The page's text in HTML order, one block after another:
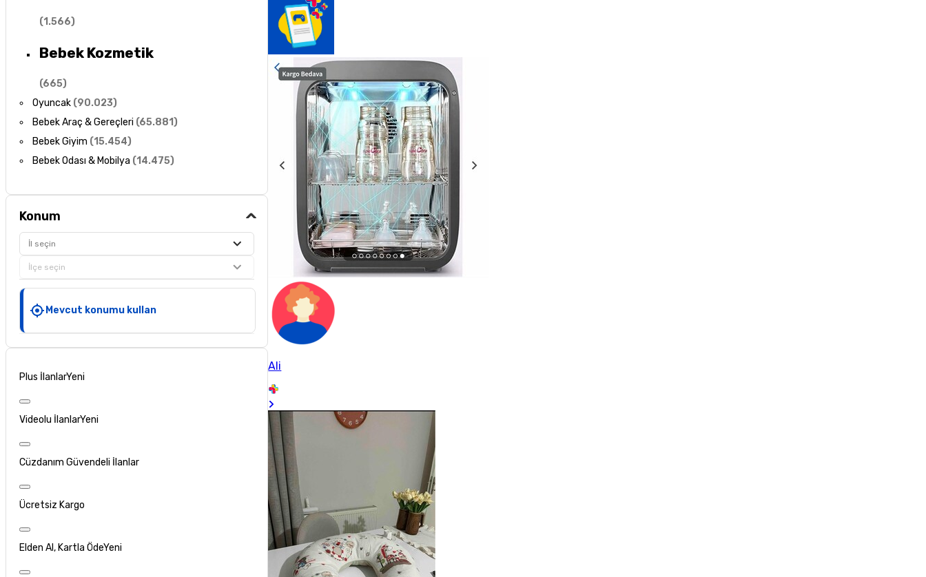
(1.566)
Bebek Kozmetik
(665)
Oyuncak (90.023)
Bebek Araç & Gereçleri (65.881)
Bebek Giyim (15.454)
Bebek Odası & Mobilya (14.475)
Konum
İl seçin
İlçe seçin
Mevcut konumu kullan
Plus İlanlarYeni
Videolu İlanlarYeni
Cüzdanım Güvendeli İlanlar
Ücretsiz Kargo
Elden Al, Kartla ÖdeYeni
Ali